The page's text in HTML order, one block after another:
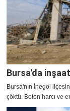
Bursa'da
Bursa'nın İnegöl
çöktü. Beton harcı ve